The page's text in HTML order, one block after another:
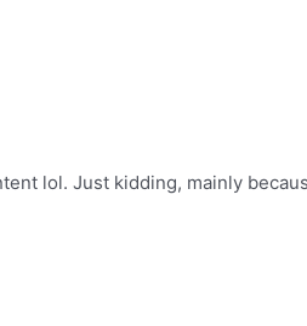
lol. Just kidding, mainly